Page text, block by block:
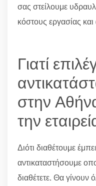
σας στείλουμε
κόστους εργασίας
Γιατί
στην
την
Διότι διαθέτουμε
αντικαταστήσουμε
διαθέτετε. Θα γίνουν